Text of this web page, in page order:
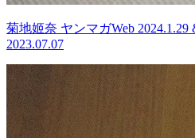
菊地姬奈 ヤンマガWeb
2023.07.07